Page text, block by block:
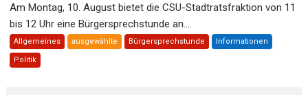
Am Montag, 10. August bietet die CSU-Stadtratsfraktion von 11
bis 12 Uhr eine Bürgersprechstunde an....
Allgemeines ausgewählte Bürgersprechstunde Informationen
Politik